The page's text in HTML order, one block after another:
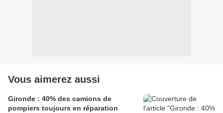
Vous aimerez aussi
Gironde : 40% des camions de
pompiers toujours en réparation